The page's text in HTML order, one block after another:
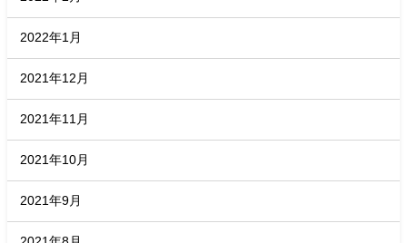
2022年1月
2021年12月
2021年11月
2021年10月
2021年9月